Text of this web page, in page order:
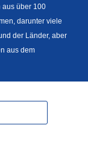
aus über 100
darunter viele
der Länder, aber
aus dem